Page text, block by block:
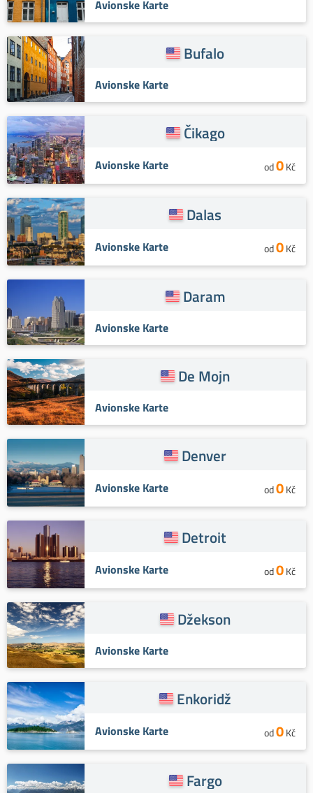
Avionske Karte
Bufalo
Avionske Karte
Čikago
Avionske Karte od0Kč
Dalas
Avionske Karte od0Kč
Daram
Avionske Karte
De Mojn
Avionske Karte
Denver
Avionske Karte od0Kč
Detroit
Avionske Karte od0Kč
Džekson
Avionske Karte
Enkoridž
Avionske Karte od0Kč
Fargo